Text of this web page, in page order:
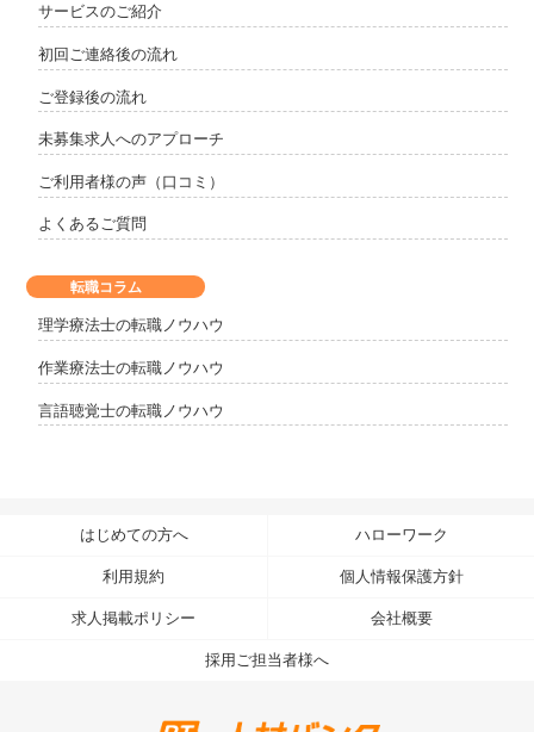
サービスのご紹介
初回ご連絡後の流れ
ご登録後の流れ
未募集求人へのアプローチ
ご利用者様の声（口コミ）
よくあるご質問
転職コラム
理学療法士の転職ノウハウ
作業療法士の転職ノウハウ
言語聴覚士の転職ノウハウ
はじめての方へ ハローワーク
利用規約 個人情報保護方針
求人掲載ポリシー 会社概要
採用ご担当者様へ